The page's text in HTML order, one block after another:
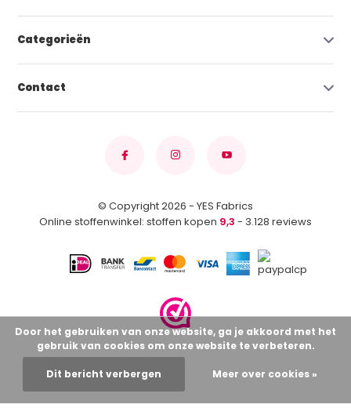
Categorieën
Contact
© Copyright 2026 - YES Fabrics
Online stoffenwinkel: stoffen kopen 9,3 - 3.128 reviews
Door het gebruiken van onze website, ga je akkoord met het
gebruik van cookies om onze website te verbeteren.
Dit bericht verbergen Meer over cookies »